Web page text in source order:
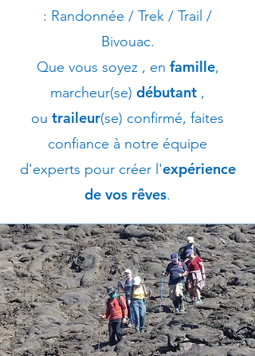
: Randonnée / Trek / Trail /
Bivouac.
Que vous soyez , en famille,
marcheur(se) débutant ,
ou traileur(se) confirmé, faites
confiance à notre équipe
d'experts pour créer l'expérience
de vos rêves.